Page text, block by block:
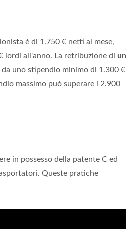
è di 1.750 € netti al mese,
lordi all'anno. La retribuzione di un
uno stipendio minimo di 1.300 €
massimo può superare i 2.900
in possesso della patente C ed
Queste pratiche